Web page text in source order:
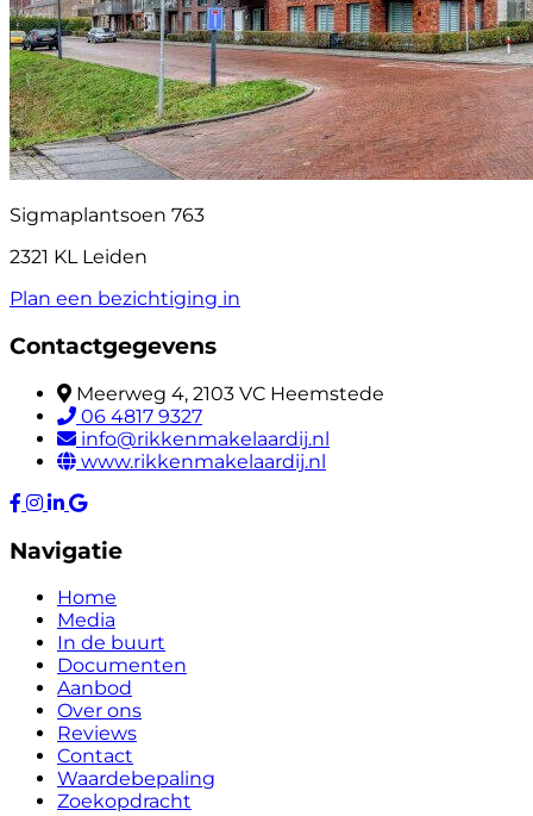
Sigmaplantsoen 763
2321 KL Leiden
Plan een bezichtiging in
Contactgegevens
Meerweg 4, 2103 VC Heemstede
06 4817 9327
info@rikkenmakelaardij.nl
www.rikkenmakelaardij.nl
Navigatie
Home
Media
In de buurt
Documenten
Aanbod
Over ons
Reviews
Contact
Waardebepaling
Zoekopdracht